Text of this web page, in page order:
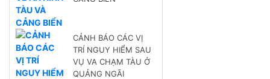
CẢNH BÁO CÁC VỊ
TRÍ NGUY HIỂM SAU
VỤ VA CHẠM TÀU Ở
QUẢNG NGÃI